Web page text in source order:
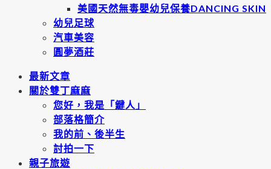
美國天然無毒嬰幼兒保養DANCING SKIN
幼兒足球
汽車美容
圓夢酒莊
最新文章
關於雙丁麻麻
您好，我是「鍵人」
部落格簡介
我的前、後半生
討拍一下
親子旅遊